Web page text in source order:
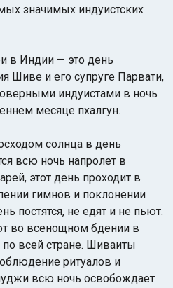
значимых индуистских
в Индии — это день
Шиве и его супруге Парвати,
индуистами в ночь
месяце пхалгун.
солнца в день
всю ночь напролет в
этот день проходит в
гимнов и поклонении
постятся, не едят и не пьют.
во всенощном бдении в
всей стране. Шиваиты
ритуалов и
всю ночь освобождает